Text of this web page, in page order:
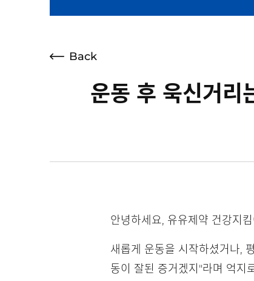
Back
운동 후 욱신거리
안녕하세요, 유유제약 건강지
새롭게 운동을 시작하셨거나,
동이 잘된 증거겠지"라며 억지